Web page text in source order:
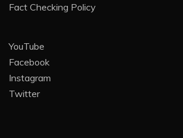
Fact Checking Policy
YouTube
Facebook
Instagram
Twitter